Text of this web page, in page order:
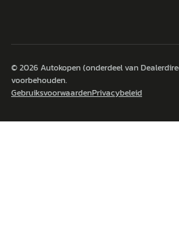
© 2026Autokopen(onderdeel van
voorbehouden.
GebruiksvoorwaardenPrivacybeleid